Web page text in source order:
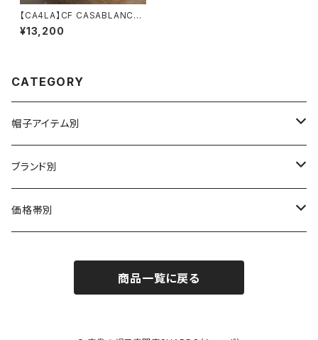
【CA4LA】CF CASABLANCA6
¥13,200
CATEGORY
帽子アイテム別
ハット
布帛（布・ニット・レザー等）
キャスケット
ブランド別
CA4LA / カシラ
La Maison de Lyllis / ラメゾンドリリス
価格帯別
5,501〜11,000円
商品一覧に戻る